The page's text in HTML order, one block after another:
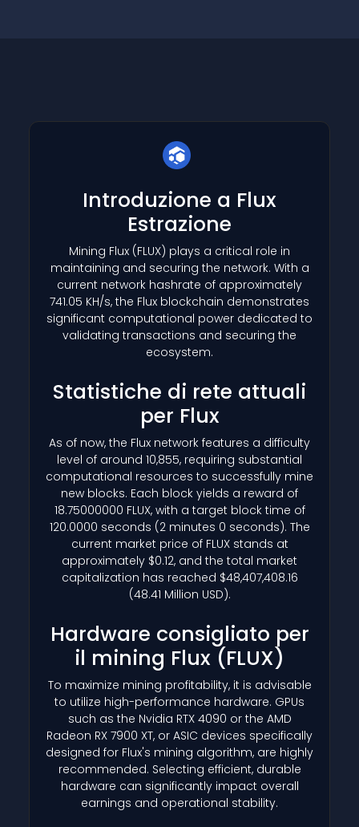
Introduzione a Flux
Estrazione
Mining Flux (FLUX) plays a critical role in
maintaining and securing the network. With a
current network hashrate of approximately
741.05 KH/s, the Flux blockchain demonstrates
significant computational power dedicated to
validating transactions and securing the
ecosystem.
Statistiche di rete attuali
per Flux
As of now, the Flux network features a difficulty
level of around 10,855, requiring substantial
computational resources to successfully mine
new blocks. Each block yields a reward of
18.75000000 FLUX, with a target block time of
120.0000 seconds (2 minutes 0 seconds). The
current market price of FLUX stands at
approximately $0.12, and the total market
capitalization has reached $48,407,408.16
(48.41 Million USD).
Hardware consigliato per
il mining Flux (FLUX)
To maximize mining profitability, it is advisable
to utilize high-performance hardware. GPUs
such as the Nvidia RTX 4090 or the AMD
Radeon RX 7900 XT, or ASIC devices specifically
designed for Flux's mining algorithm, are highly
recommended. Selecting efficient, durable
hardware can significantly impact overall
earnings and operational stability.